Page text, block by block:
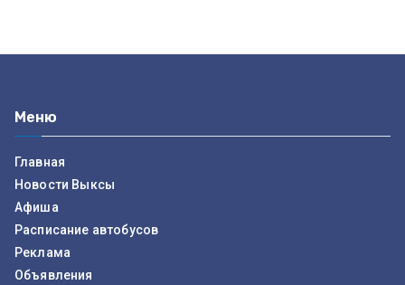
Меню
Главная
Новости Выксы
Афиша
Расписание автобусов
Реклама
Объявления